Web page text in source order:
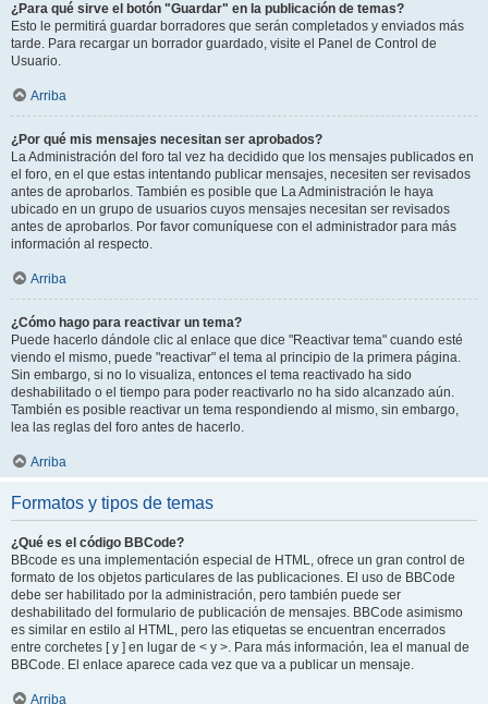
¿Para qué sirve el botón "Guardar" en la publicación de temas?
Esto le permitirá guardar borradores que serán completados y enviados más
tarde. Para recargar un borrador guardado, visite el Panel de Control de
Usuario.
Arriba
¿Por qué mis mensajes necesitan ser aprobados?
La Administración del foro tal vez ha decidido que los mensajes publicados en
el foro, en el que estas intentando publicar mensajes, necesiten ser revisados
antes de aprobarlos. También es posible que La Administración le haya
ubicado en un grupo de usuarios cuyos mensajes necesitan ser revisados
antes de aprobarlos. Por favor comuníquese con el administrador para más
información al respecto.
Arriba
¿Cómo hago para reactivar un tema?
Puede hacerlo dándole clic al enlace que dice "Reactivar tema" cuando esté
viendo el mismo, puede "reactivar" el tema al principio de la primera página.
Sin embargo, si no lo visualiza, entonces el tema reactivado ha sido
deshabilitado o el tiempo para poder reactivarlo no ha sido alcanzado aún.
También es posible reactivar un tema respondiendo al mismo, sin embargo,
lea las reglas del foro antes de hacerlo.
Arriba
Formatos y tipos de temas
¿Qué es el código BBCode?
BBcode es una implementación especial de HTML, ofrece un gran control de
formato de los objetos particulares de las publicaciones. El uso de BBCode
debe ser habilitado por la administración, pero también puede ser
deshabilitado del formulario de publicación de mensajes. BBCode asimismo
es similar en estilo al HTML, pero las etiquetas se encuentran encerrados
entre corchetes [ y ] en lugar de < y >. Para más información, lea el manual de
BBCode. El enlace aparece cada vez que va a publicar un mensaje.
Arriba